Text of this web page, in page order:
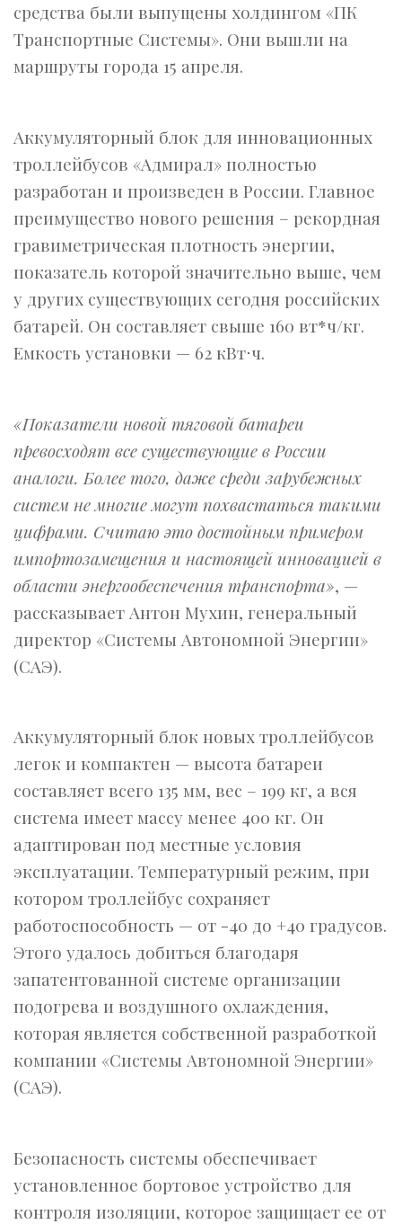
средства были выпущены холдингом «ПК
Транспортные Системы». Они вышли на
маршруты города 15 апреля.
Аккумуляторный блок для инновационных
троллейбусов «Адмирал» полностью
разработан и произведен в России. Главное
преимущество нового решения – рекордная
гравиметрическая плотность энергии,
показатель которой значительно выше, чем
у других существующих сегодня российских
батарей. Он составляет свыше 160 вт*ч/кг.
Емкость установки — 62 кВт⋅ч.
«Показатели новой тяговой батареи
превосходят все существующие в России
аналоги. Более того, даже среди зарубежных
систем не многие могут похвастаться такими
цифрами. Считаю это достойным примером
импортозамещения и настоящей инновацией в
области энергообеспечения транспорта», —
рассказывает Антон Мухин, генеральный
директор «Системы Автономной Энергии»
(САЭ).
Аккумуляторный блок новых троллейбусов
легок и компактен — высота батареи
составляет всего 135 мм, вес – 199 кг, а вся
система имеет массу менее 400 кг. Он
адаптирован под местные условия
эксплуатации. Температурный режим, при
котором троллейбус сохраняет
работоспособность — от -40 до +40 градусов.
Этого удалось добиться благодаря
запатентованной системе организации
подогрева и воздушного охлаждения,
которая является собственной разработкой
компании «Системы Автономной Энергии»
(САЭ).
Безопасность системы обеспечивает
установленное бортовое устройство для
контроля изоляции, которое защищает ее от